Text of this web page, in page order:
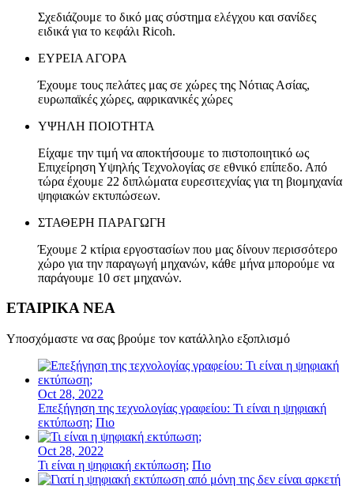
Σχεδιάζουμε το δικό μας σύστημα ελέγχου και σανίδες
ειδικά για το κεφάλι Ricoh.
ΕΥΡΕΙΑ ΑΓΟΡΑ
Έχουμε τους πελάτες μας σε χώρες της Νότιας Ασίας,
ευρωπαϊκές χώρες, αφρικανικές χώρες
ΥΨΗΛΗ ΠΟΙΟΤΗΤΑ
Είχαμε την τιμή να αποκτήσουμε το πιστοποιητικό ως
Επιχείρηση Υψηλής Τεχνολογίας σε εθνικό επίπεδο. Από
τώρα έχουμε 22 διπλώματα ευρεσιτεχνίας για τη βιομηχανία
ψηφιακών εκτυπώσεων.
ΣΤΑΘΕΡΗ ΠΑΡΑΓΩΓΗ
Έχουμε 2 κτίρια εργοστασίων που μας δίνουν περισσότερο
χώρο για την παραγωγή μηχανών, κάθε μήνα μπορούμε να
παράγουμε 10 σετ μηχανών.
ΕΤΑΙΡΙΚΑ ΝΕΑ
Υποσχόμαστε να σας βρούμε τον κατάλληλο εξοπλισμό
Oct 28, 2022
Επεξήγηση της τεχνολογίας γραφείου: Τι είναι η ψηφιακή
εκτύπωση; Πιο
Oct 28, 2022
Τι είναι η ψηφιακή εκτύπωση; Πιο